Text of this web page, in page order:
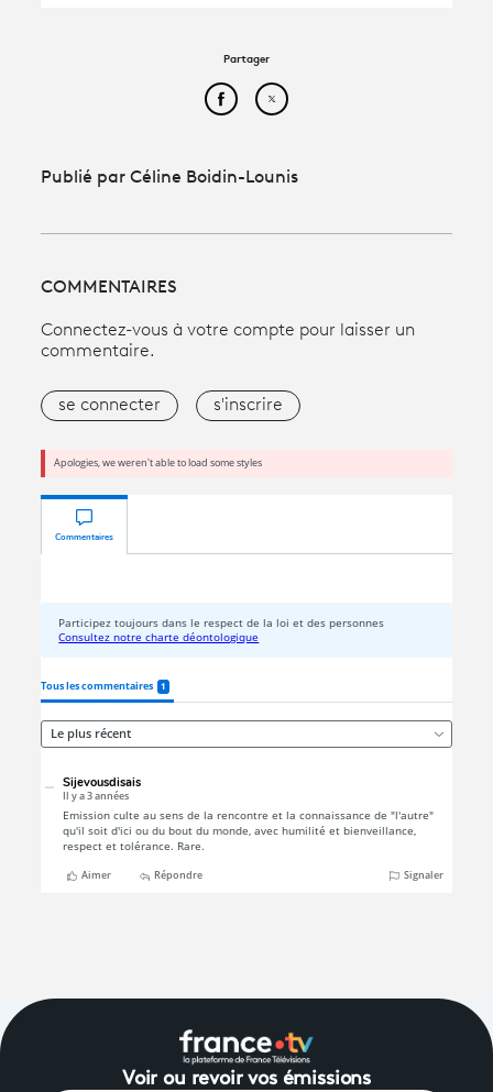
Partager
Partager cet article sur
Partager cet article sur
Publié par Céline Boidin-Lounis
COMMENTAIRES
Connectez-vous à votre compte pour laisser un
commentaire.
se connecter s'inscrire
Voir ou revoir vos émissions